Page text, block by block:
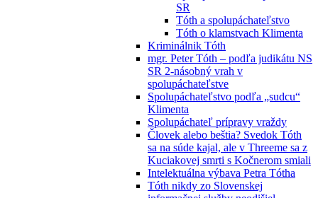
SR
Tóth a spolupáchateľstvo
Tóth o klamstvach Klimenta
Kriminálnik Tóth
mgr. Peter Tóth – podľa judikátu NS
SR 2-násobný vrah v
spolupáchateľstve
Spolupáchateľstvo podľa „sudcu“
Klimenta
Spolupáchateľ prípravy vraždy
Človek alebo beštia? Svedok Tóth
sa na súde kajal, ale v Threeme sa z
Kuciakovej smrti s Kočnerom smiali
Intelektuálna výbava Petra Tótha
Tóth nikdy zo Slovenskej